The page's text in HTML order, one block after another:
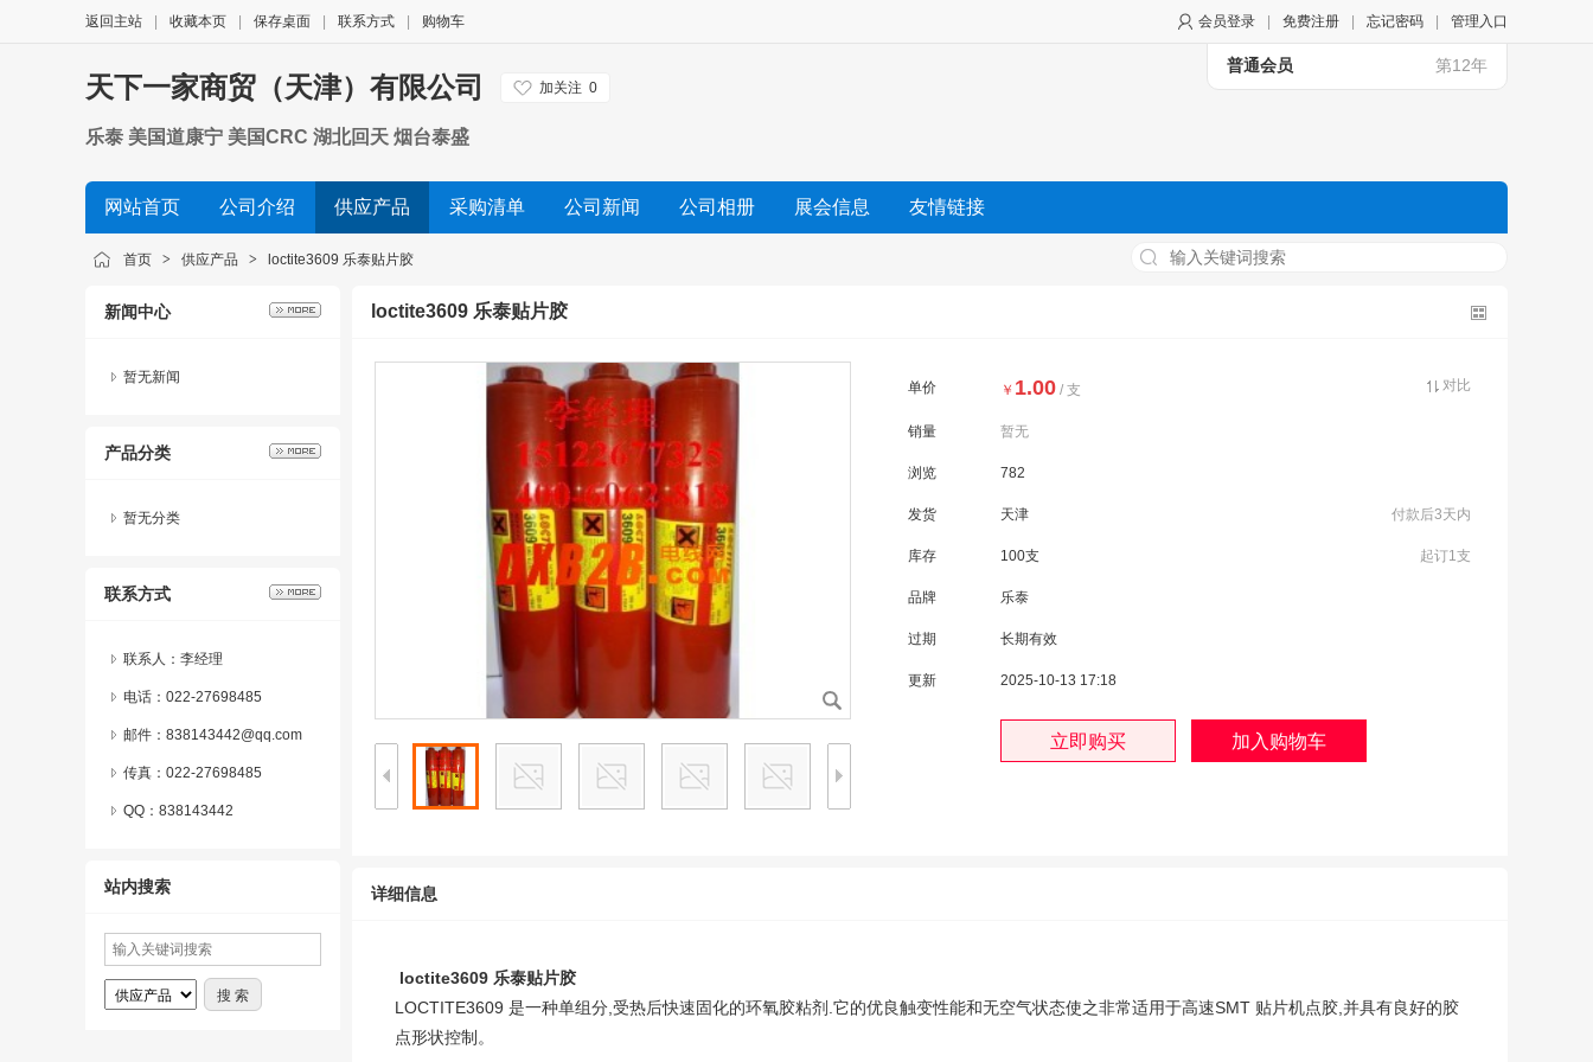
会员登录 免费注册 忘记密码 管理入口
返回主站 收藏本页 保存桌面 联系方式 购物车
普通会员 第12年
天下一家商贸（天津）有限公司 加关注 0
乐泰 美国道康宁 美国CRC 湖北回天 烟台泰盛
网站首页 公司介绍 供应产品 采购清单 公司新闻 公司相册 展会信息 友情链接
首页 > 供应产品 > loctite3609 乐泰贴片胶
新闻中心
暂无新闻
产品分类
暂无分类
联系方式
联系人：李经理
电话：022-27698485
邮件：838143442@qq.com
传真：022-27698485
QQ： 838143442
站内搜索
loctite3609 乐泰贴片胶
单价 ￥ 1.00 / 支 对比
销量 暂无
浏览 782
发货 天津 付款后3天内
库存 100支 起订1支
品牌 乐泰
过期 长期有效
更新 2025-10-13 17:18
详细信息
loctite3609 乐泰贴片胶
LOCTITE3609 是一种单组分,受热后快速固化的环氧胶粘剂.它的优良触变性能和无空气状态使之非常适用于高速SMT 贴片机点胶,并具有良好的胶
点形状控制。